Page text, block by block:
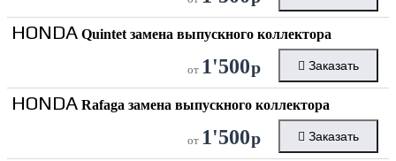
HONDA Quintet замена выпускного коллектора
от 1'500р Заказать
HONDA Rafaga замена выпускного коллектора
от 1'500р Заказать